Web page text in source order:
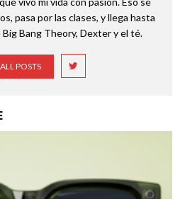
pasa por las clases, y llega hasta
Bang Theory, Dexter y el té.
POSTS